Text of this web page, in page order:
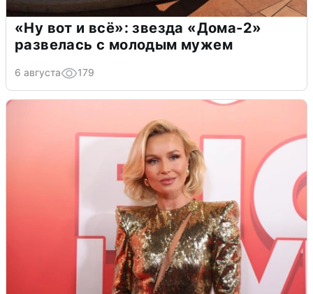
«Ну вот и всё»: звезда «Дома-2»
развелась с молодым мужем
6 августа 179